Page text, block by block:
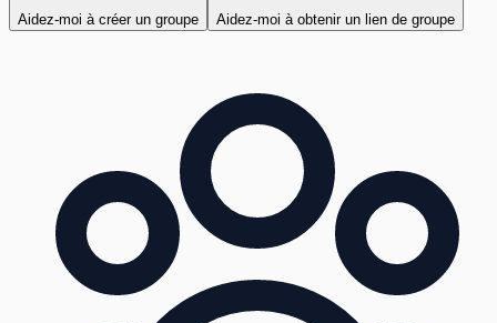
Aidez-moi à créer un groupe Aidez-moi à obtenir un lien de groupe